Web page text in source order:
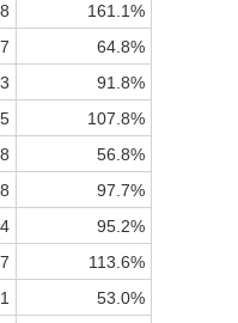
161.1%
64.8%
91.8%
107.8%
56.8%
97.7%
95.2%
113.6%
53.0%